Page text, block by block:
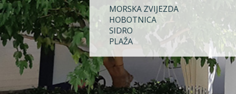
MORSKA ZVIJEZDA
HOBOTNICA
SIDRO
PLAŽA